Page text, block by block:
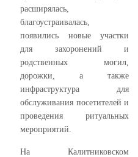
расширялась,
благоустраивалась,
появились новые участки
для захоронений и
родственных могил,
дорожки, а также
инфраструктура для
обслуживания посетителей и
проведения ритуальных
мероприятий.
На Калитниковском